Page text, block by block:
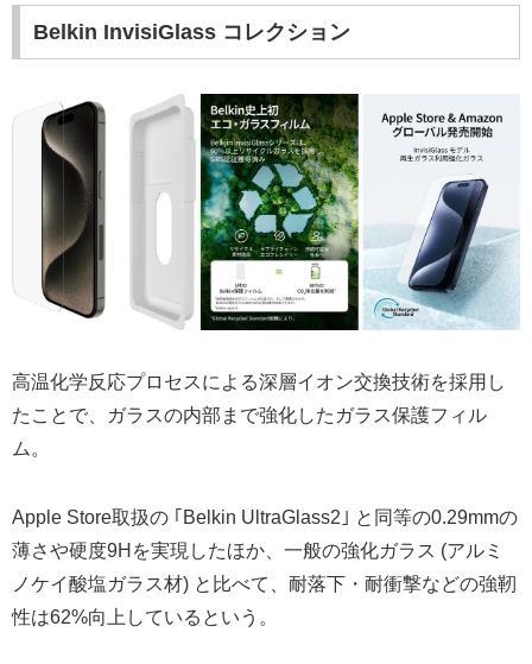
Belkin InvisiGlass コレクション
高温化学反応プロセスによる深層イオン交換技術を採用し
たことで、ガラスの内部まで強化したガラス保護フィル
ム。
Apple Store取扱の ｢Belkin UltraGlass2｣ と同等の0.29mmの
薄さや硬度9Hを実現したほか、一般の強化ガラス (アルミ
ノケイ酸塩ガラス材) と比べて、耐落下・耐衝撃などの強靭
性は62%向上しているという。